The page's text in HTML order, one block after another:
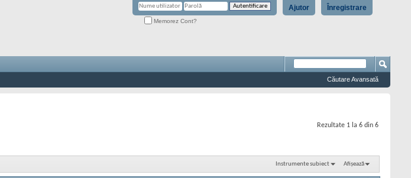
Înregistrare
Ajutor
Memorez Cont?
Căutare Avansată
Rezultate 1 la 6 din 6
Instrumente subiect Afișează